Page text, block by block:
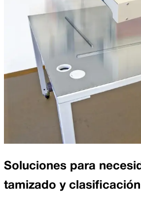
Soluciones para
tamizado y clasificación